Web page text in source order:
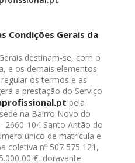
Condições Gerais da
destinam-se, com o
e os demais elementos
os termos e as
a prestação do Serviço
pela
na Bairro Novo do
2660-104 Santo Antão do
único de matrícula e
coletiva nº 507 575 121,
€, doravante